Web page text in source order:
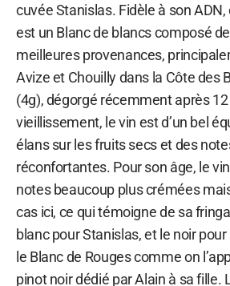
cuvée Stanislas. Fidèle à son
est un Blanc de blancs composé
meilleures provenances,
Avize et Chouilly dans la Côte des
(4g), dégorgé récemment après
vieillissement, le vin est d’un bel
élans sur les fruits secs et des
réconfortantes. Pour son âge, le
notes beaucoup plus crémées
cas ici, ce qui témoigne de sa
blanc pour Stanislas, et le noir
le Blanc de Rouges comme on
pinot noir dédié par Alain à sa fille.